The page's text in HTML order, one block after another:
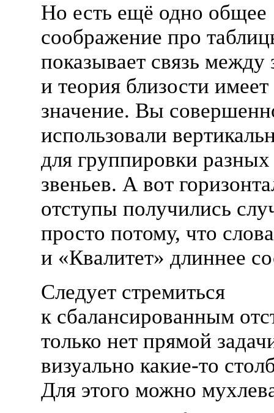
Но есть ещё одно общее
соображение про
показывает связь между
и теория близости
значение. Вы
использовали
для группировки
звеньев. А вот
отступы получились
просто потому, что
и «Квалитет» длиннее
Следует стремиться
к сбалансированным
только нет прямой
визуально какие-то
Для этого можно